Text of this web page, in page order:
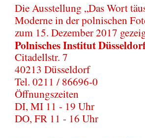
Die Ausstellung „Das Wort
Moderne in der polnischen
zum 15. Dezember 2017
Polnisches Institut
Citadellstr. 7
40213 Düsseldorf
Tel. 0211 / 86696-0
Öffnungszeiten
DI, MI 11 - 19 Uhr
DO, FR 11 - 16 Uhr